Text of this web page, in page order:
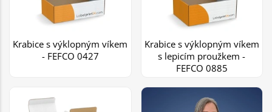
Krabice s výklopným víkem
- FEFCO 0427
Krabice s výklopným víkem
s lepicím proužkem -
FEFCO 0885